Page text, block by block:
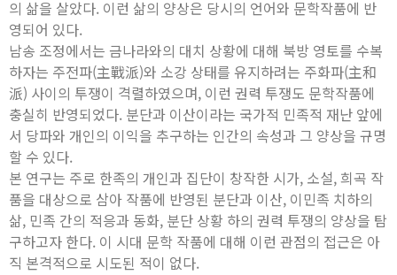
의 삶을 살았다. 이런 삶의 양상은 당시의 언어와 문학작품에 반
영되어 있다.
남송 조정에서는 금나라와의 대치 상황에 대해 북방 영토를 수복
하자는 주전파(主戰派)와 소강 상태를 유지하려는 주화파(主和
派) 사이의 투쟁이 격렬하였으며, 이런 권력 투쟁도 문학작품에
충실히 반영되었다. 분단과 이산이라는 국가적 민족적 재난 앞에
서 당파와 개인의 이익을 추구하는 인간의 속성과 그 양상을 규명
할 수 있다.
본 연구는 주로 한족의 개인과 집단이 창작한 시가, 소설, 희곡 작
품을 대상으로 삼아 작품에 반영된 분단과 이산, 이민족 치하의
삶, 민족 간의 적응과 동화, 분단 상황 하의 권력 투쟁의 양상을 탐
구하고자 한다. 이 시대 문학 작품에 대해 이런 관점의 접근은 아
직 본격적으로 시도된 적이 없다.